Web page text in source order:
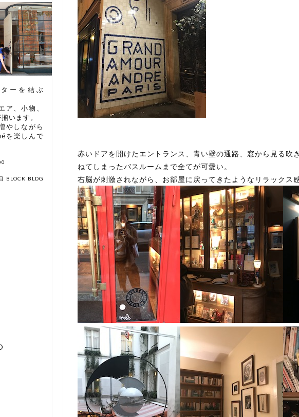
赤いドアを開けたエントランス、青い壁の通路、窓から見る吹
ねてしまったバスルームまで全てが可愛い。
右脳が刺激されながら、お部屋に戻ってきたようなリラックス
ーを結ぶ
ア、小物、
います。
やしながら
を楽しんで
BLOCK BLDG